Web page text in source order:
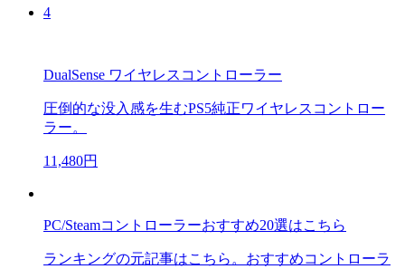
4
DualSense ワイヤレスコントローラー
圧倒的な没入感を生むPS5純正ワイヤレスコントロー
ラー。
11,480円
PC/Steamコントローラーおすすめ20選はこちら
ランキングの元記事はこちら。おすすめコントローラ